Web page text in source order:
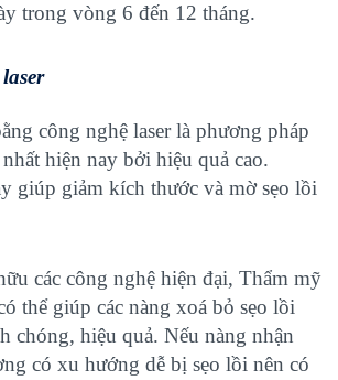
trong vòng 6 đến 12 tháng.
công nghệ laser là phương pháp
hiện nay bởi hiệu quả cao.
giúp giảm kích thước và mờ sẹo lồi
các công nghệ hiện đại, Thẩm mỹ
thể giúp các nàng xoá bỏ sẹo lồi
chóng, hiệu quả. Nếu nàng nhận
có xu hướng dễ bị sẹo lồi nên có